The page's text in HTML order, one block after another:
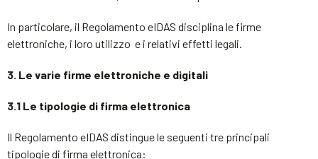
In particolare, il Regolamento eIDAS disciplina le firme
elettroniche, i loro utilizzo e i relativi effetti legali.
3. Le varie firme elettroniche e digitali
3.1 Le tipologie di firma elettronica
Il Regolamento eIDAS distingue le seguenti tre principali
tipologie di firma elettronica: